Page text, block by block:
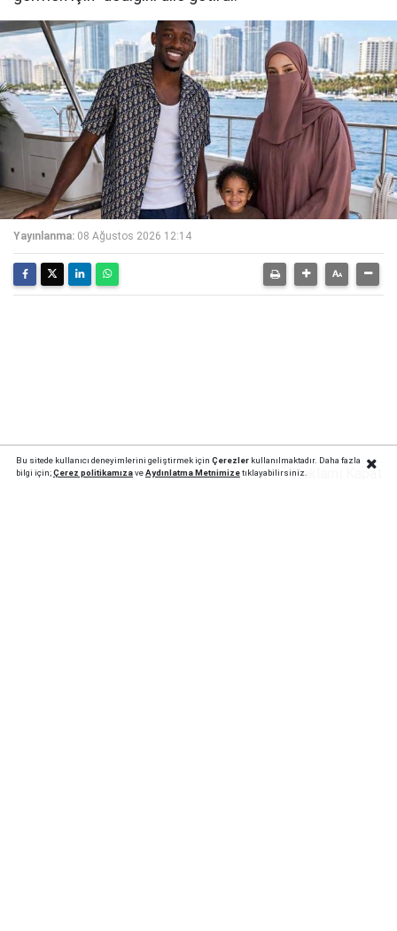
Yayınlanma: 08 Ağustos 2026 12:14
Bu sitede kullanıcı deneyimlerini geliştirmek için Çerezlerkullanılmaktadır. Daha fazla
bilgi için;Çerez politikamızaveAydınlatma Metnimizetıklayabilirsiniz.Reklamı Kapat